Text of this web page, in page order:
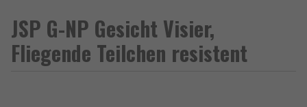
JSP G-NP Gesicht Visier,
Fliegende Teilchen resistent